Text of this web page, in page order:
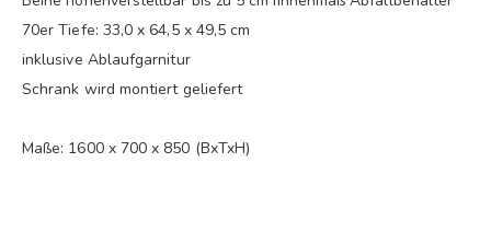
70er Tiefe: 33,0 x 64,5 x 49,5 cm
inklusive Ablaufgarnitur
Schrank wird montiert geliefert
Maße: 1600 x 700 x 850 (BxTxH)